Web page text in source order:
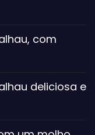
com
deliciosa e